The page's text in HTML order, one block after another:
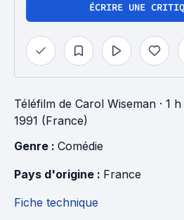
ÉCRIRE UNE
Téléfilm de Carol Wiseman · 1
1991 (France)
Genre : Comédie
Pays d'origine : France
Fiche technique